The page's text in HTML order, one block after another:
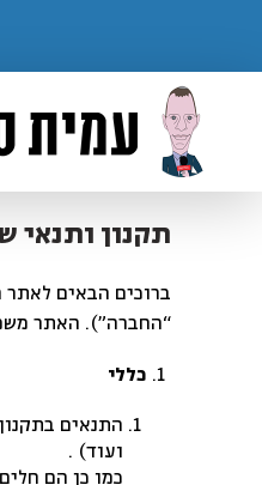
תקנון ותנאי
ברוכים הבאים
“החברה”). האתר
כללי
התנאים
ועוד) .
כמו כן הם